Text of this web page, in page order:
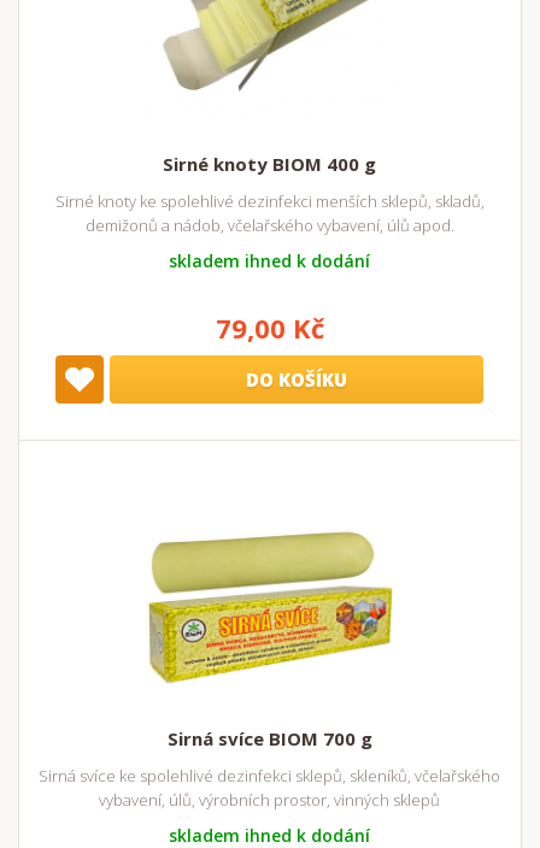
Sirné knoty BIOM 400 g
Sirné knoty ke spolehlivé dezinfekci menších sklepů, skladů,
demižonů a nádob, včelařského vybavení, úlů apod.
skladem ihned k dodání
79,00 Kč
DO KOŠÍKU
Sirná svíce BIOM 700 g
Sirná svíce ke spolehlivé dezinfekci sklepů, skleníků, včelařského
vybavení, úlů, výrobních prostor, vinných sklepů
skladem ihned k dodání